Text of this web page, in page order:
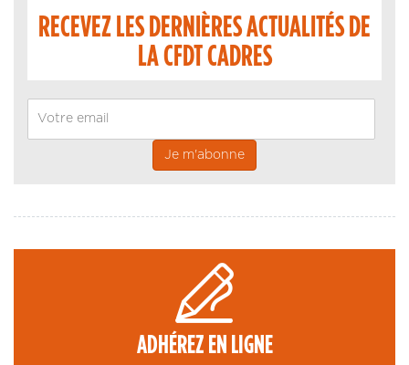
RECEVEZ LES DERNIÈRES ACTUALITÉS DE
LA CFDT CADRES
ADHÉREZ EN LIGNE